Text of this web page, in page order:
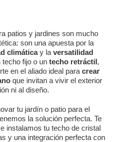
patios y jardines son mucho
son una apuesta por la
climáticay la versatilidad
techo fijo o un techo retráctil,
en el aliado ideal para crear
que invitan a vivir el exterior
ni al diseño.
tu jardín o patio para el
la solución perfecta. Te
instalamos tu techo de cristal
y una integración perfecta con